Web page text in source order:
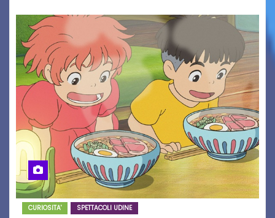
CURIOSITA' SPETTACOLI UDINE